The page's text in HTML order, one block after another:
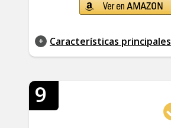
Características principales
9